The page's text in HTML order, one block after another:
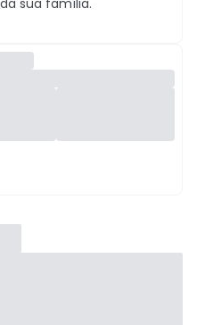
sua família.